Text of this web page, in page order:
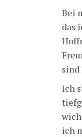
Bei
das
Ich
ich